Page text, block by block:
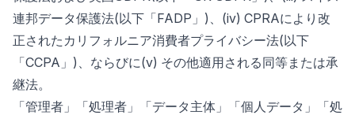
連邦データ保護法(以下「FADP」)、(iv) CPRAにより改
正されたカリフォルニア消費者プライバシー法(以下
「CCPA」)、ならびに(v) その他適用される同等または承
継法。
「管理者」「処理者」「データ主体」「個人データ」「処